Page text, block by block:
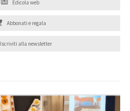
Edicola web
Abbonati e regala
Iscriviti alla newsletter